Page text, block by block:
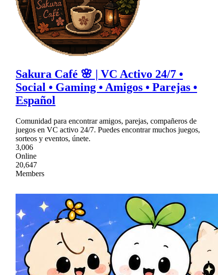
Sakura Café 🌸 | VC Activo 24/7 •
Social • Gaming • Amigos • Parejas •
Español
Comunidad para encontrar amigos, parejas, compañeros de
juegos en VC activo 24/7. Puedes encontrar muchos juegos,
sorteos y eventos, únete.
3,006
Online
20,647
Members